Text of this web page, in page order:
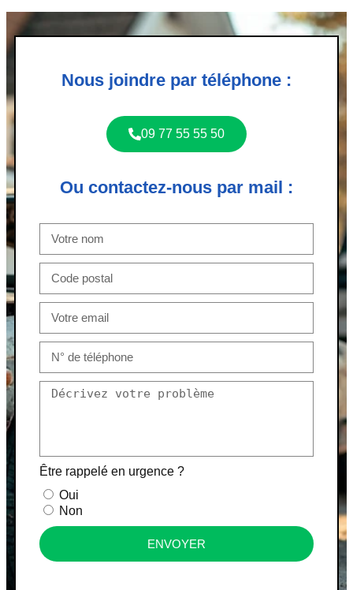
Nous joindre par téléphone :
09 77 55 55 50
Ou contactez-nous par mail :
Être rappelé en urgence ?
Oui
Non
ENVOYER